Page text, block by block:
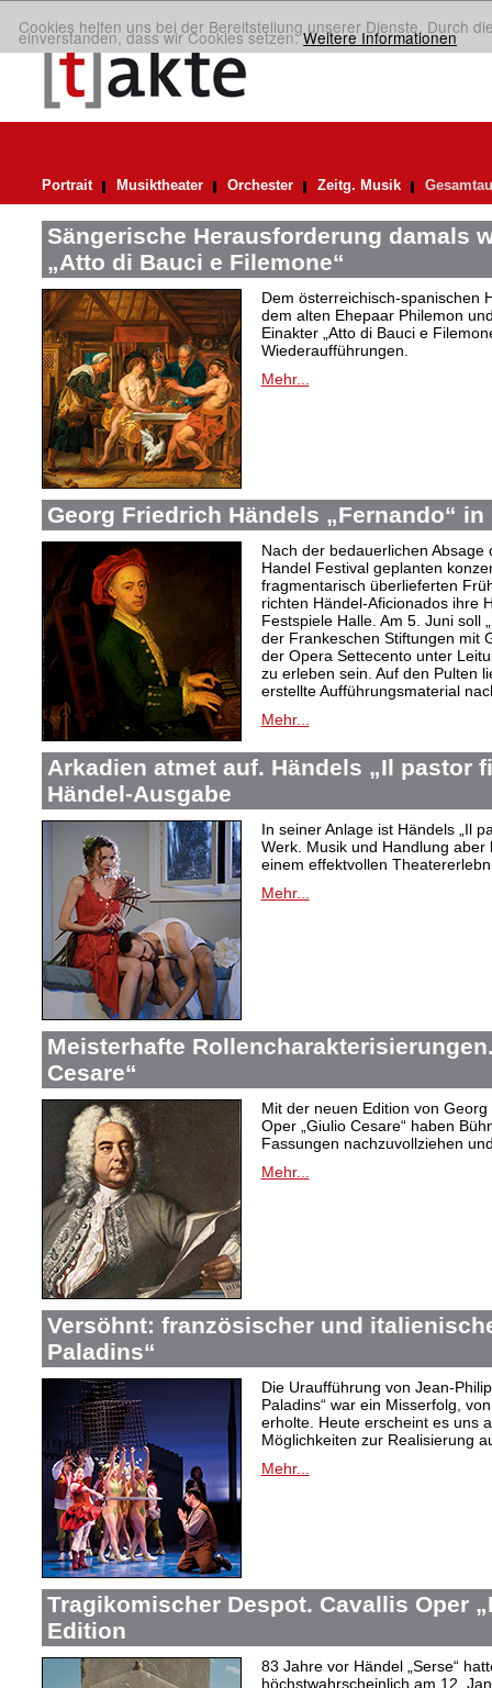
Cookies helfen uns bei der Bereitstellung unserer Dienste. Durch
einverstanden, dass wir Cookies setzen.Weitere Informationen
Portrait Musiktheater Orchester Zeitg. Musik
Sängerische Herausforderung damals
„Atto di Bauci e Filemone“
Dem österreichisch-spanischen
dem alten Ehepaar Philemon
Einakter „Atto di Bauci e
Wiederaufführungen.
Mehr...
Georg Friedrich Händels „Fernando“ in
Nach der bedauerlichen
Handel Festival geplanten
fragmentarisch überlieferten
richten Händel-Aficionados ihre
Festspiele Halle. Am 5. Juni soll
der Frankeschen Stiftungen mit
der Opera Settecento unter
zu erleben sein. Auf den Pulten
erstellte Aufführungsmaterial
Mehr...
Arkadien atmet auf. Händels „Il pastor
Händel-Ausgabe
In seiner Anlage ist Händels „Il
Werk. Musik und Handlung
einem effektvollen
Mehr...
Meisterhafte
Cesare“
Mit der neuen Edition von
Oper „Giulio Cesare“ haben
Fassungen nachzuvollziehen
Mehr...
Versöhnt: französischer und
Paladins“
Die Uraufführung von Jean-
Paladins“ war ein Misserfolg,
erholte. Heute erscheint es uns
Möglichkeiten zur Realisierung
Mehr...
Tragikomischer Despot. Cavallis Oper
Edition
83 Jahre vor Händel „Serse“
höchstwahrscheinlich am 12.